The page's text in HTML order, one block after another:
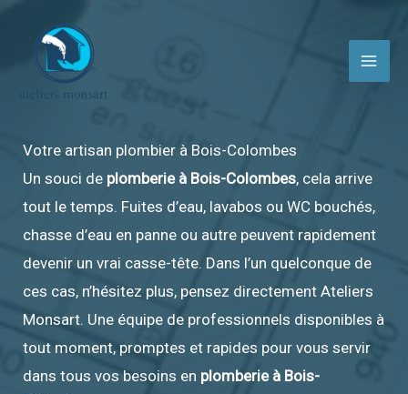
contenu
Votre artisan plombier à Bois-Colombes
Un souci de plomberie à Bois-Colombes, cela arrive
tout le temps. Fuites d’eau, lavabos ou WC bouchés,
chasse d’eau en panne ou autre peuvent rapidement
devenir un vrai casse-tête. Dans l’un quelconque de
ces cas, n’hésitez plus, pensez directement Ateliers
Monsart. Une équipe de professionnels disponibles à
tout moment, promptes et rapides pour vous servir
dans tous vos besoins en plomberie à Bois-